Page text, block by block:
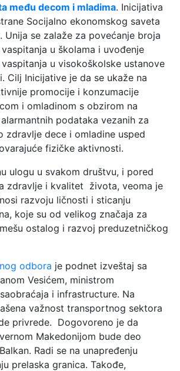
među decom i mladima. Inicijativa
Socijalno ekonomskog saveta
Unija se zalaže za povećanje broja
u školama i uvođenje
u visokoškolske ustanove
Cilj Inicijative je da se ukaže na
promocije i konzumacije
i omladinom s obzirom na
podataka vezanih za
zdravlje dece i omladine usped
fizičke aktivnosti.
ulogu u svakom društvu, i pored
zdravlje i kvalitet života, veoma je
razvoju ličnosti i sticanju
koje su od velikog značaja za
ostalog i razvoj preduzetničkog
odbora je podnet izveštaj sa
Vesićem, ministrom
i infrastructure. Na
važnost transportnog sektora
privrede. Dogovoreno je da
Makedonijom bude deo
Radi se na unapređenju
prelaska granica. Takođe,